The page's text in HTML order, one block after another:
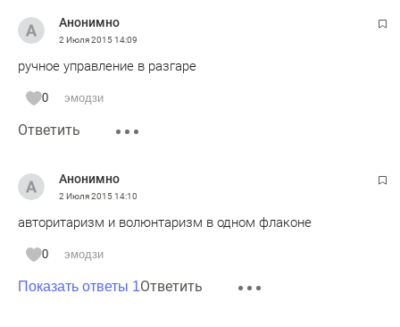
Анонимно
2 Июля 201514:09
ручное управление в разгаре
0 эмодзи
Ответить
Анонимно
2 Июля 201514:10
авторитаризм и волюнтаризм в одном флаконе
0 эмодзи
Показать ответы 1Ответить